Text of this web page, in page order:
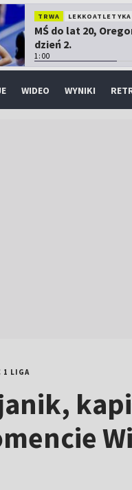
TRWA LEKKOATLETYKA
MŚ do lat 20,
dzień 2.
1:00
WIDEO WYNIKI
1 LIGA